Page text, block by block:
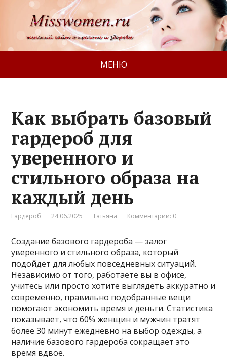
МЕНЮ
Как выбрать базовый
гардероб для
уверенного и
стильного образа на
каждый день
Гардероб 24.06.2025 Татьяна Комментарии: 0
Создание базового гардероба — залог
уверенного и стильного образа, который
подойдет для любых повседневных ситуаций.
Независимо от того, работаете вы в офисе,
учитесь или просто хотите выглядеть аккуратно и
современно, правильно подобранные вещи
помогают экономить время и деньги. Статистика
показывает, что 60% женщин и мужчин тратят
более 30 минут ежедневно на выбор одежды, а
наличие базового гардероба сокращает это
время вдвое.